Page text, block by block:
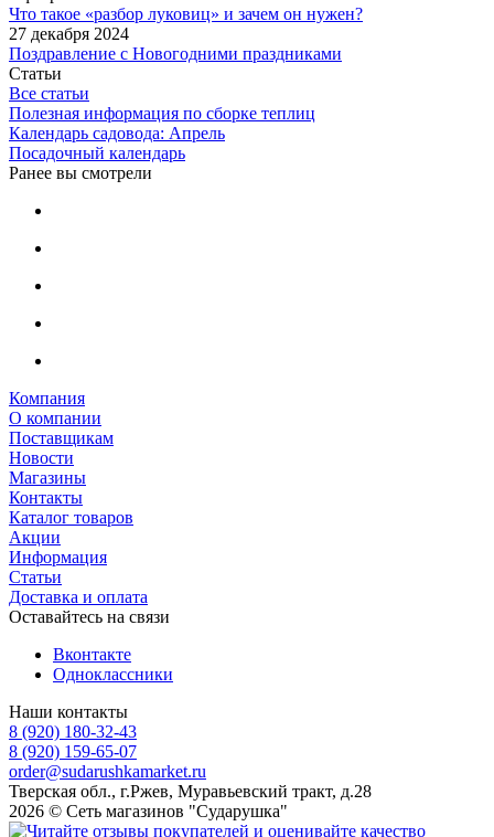
Что такое «разбор луковиц» и зачем он нужен?
27 декабря 2024
Поздравление с Новогодними праздниками
Статьи
Все статьи
Полезная информация по сборке теплиц
Календарь садовода: Апрель
Посадочный календарь
Ранее вы смотрели
Компания
О компании
Поставщикам
Новости
Магазины
Контакты
Каталог товаров
Акции
Информация
Статьи
Доставка и оплата
Оставайтесь на связи
Вконтакте
Одноклассники
Наши контакты
8 (920) 180-32-43
8 (920) 159-65-07
order@sudarushkamarket.ru
Тверская обл., г.Ржев, Муравьевский тракт, д.28
2026 © Сеть магазинов "Сударушка"